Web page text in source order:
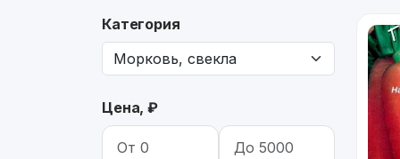
Категория
Цена, ₽